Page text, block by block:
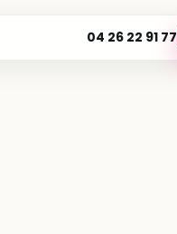
04 26 22 91 77